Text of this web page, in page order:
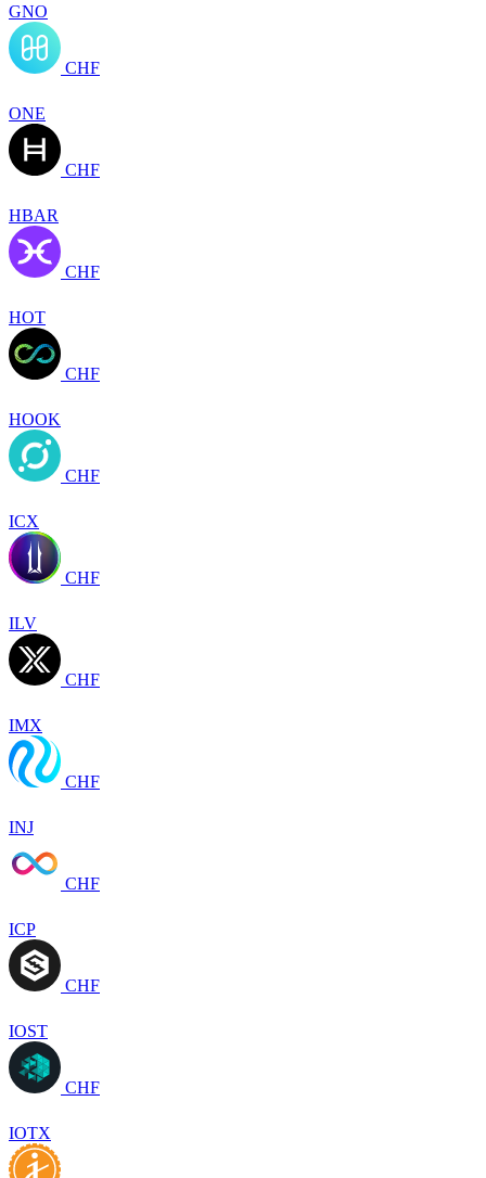
GNO
CHF
ONE
CHF
HBAR
CHF
HOT
CHF
HOOK
CHF
ICX
CHF
ILV
CHF
IMX
CHF
INJ
CHF
ICP
CHF
IOST
CHF
IOTX